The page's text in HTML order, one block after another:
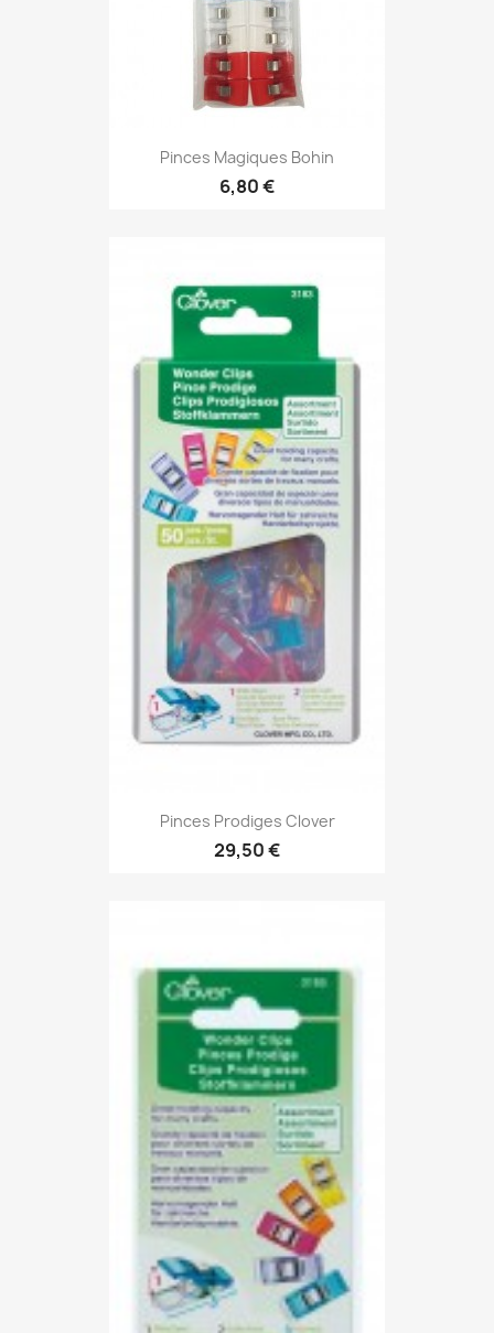
Pinces Magiques Bohin
6,80 €
Pinces Prodiges Clover
29,50 €